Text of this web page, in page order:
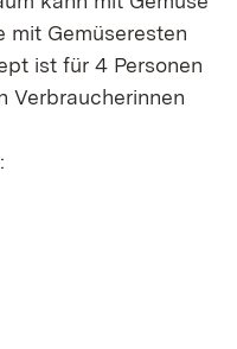
mit Gemüseresten
ist für 4 Personen
Verbraucherinnen